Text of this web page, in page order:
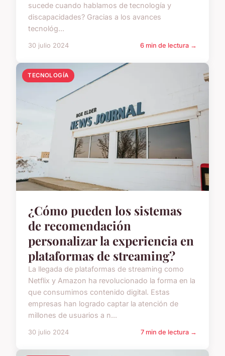
sucede cuando hablamos de tecnología y
discapacidades? Gracias a los avances
tecnológ...
30 julio 2024 6 min de lectura →
TECNOLOGÍA
¿Cómo pueden los sistemas
de recomendación
personalizar la experiencia en
plataformas de streaming?
La llegada de plataformas de streaming como
Netflix y Amazon ha revolucionado la forma en la
que consumimos contenido digital. Estas
empresas han logrado captar la atención de
millones de usuarios a n...
30 julio 2024 7 min de lectura →